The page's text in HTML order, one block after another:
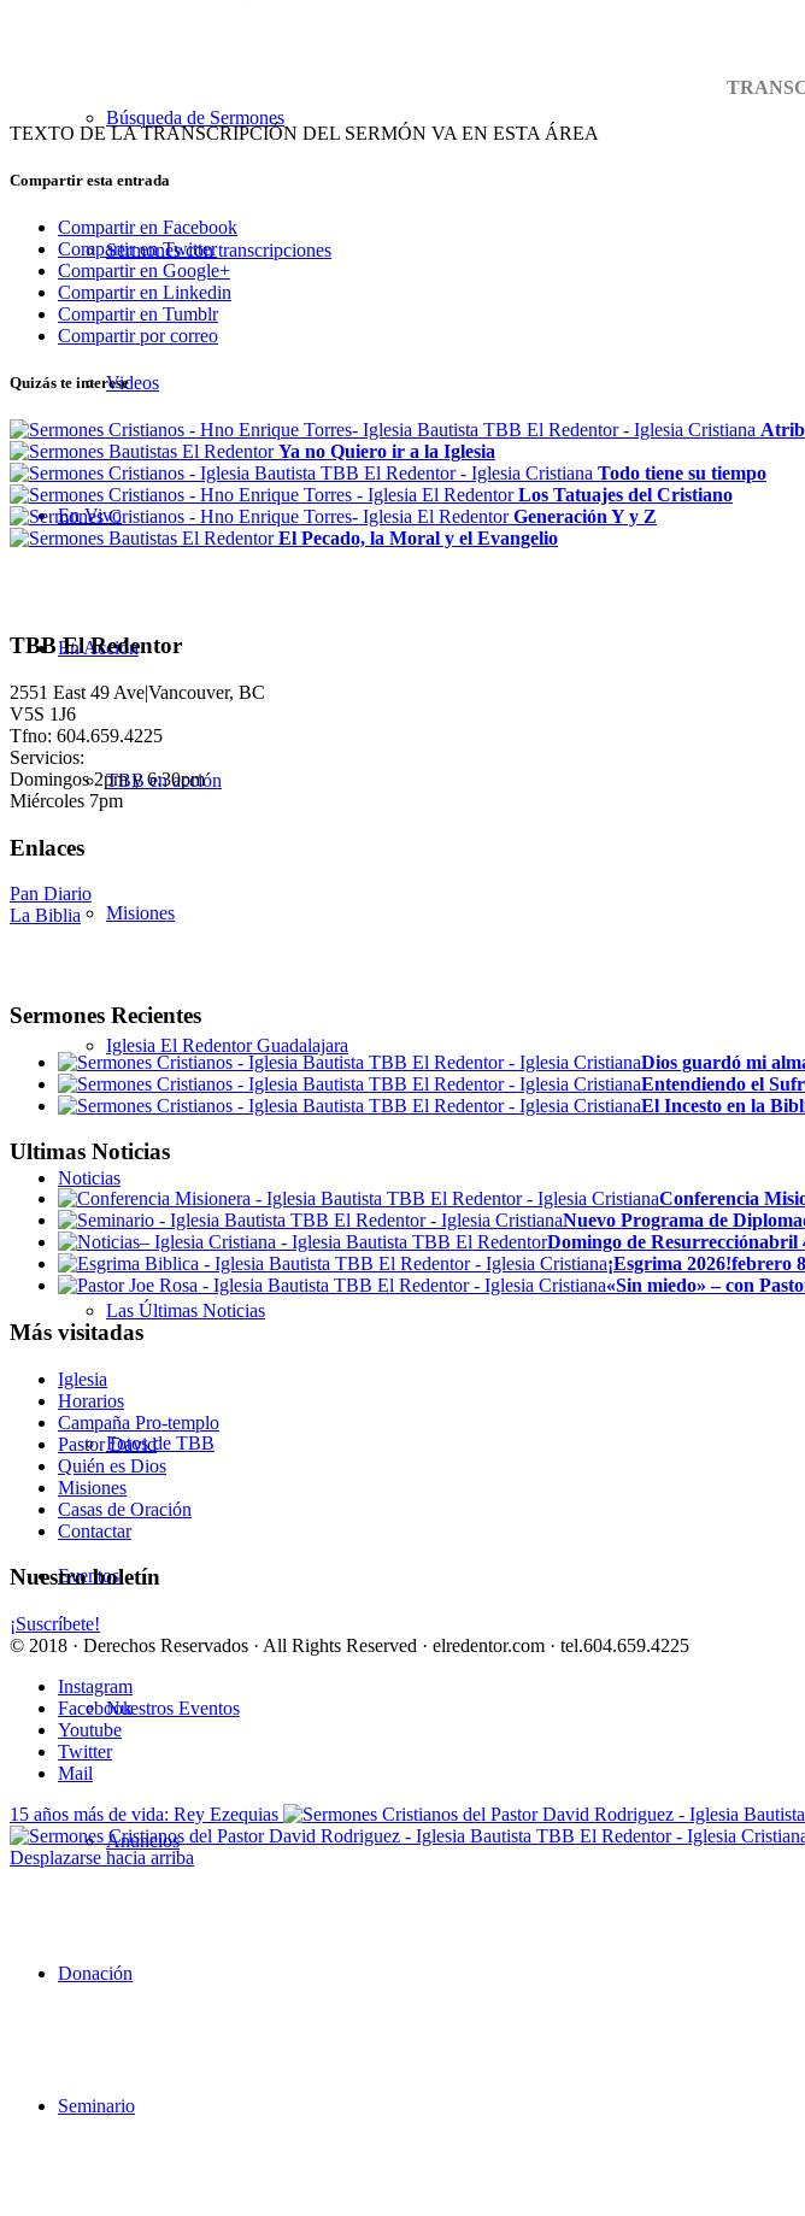
Búsqueda de Sermones
Sermones con transcripciones
Videos
En Vivo
En Acción
TBB en acción
Misiones
Iglesia El Redentor Guadalajara
Noticias
Las Últimas Noticias
Fotos de TBB
Eventos
Nuestros Eventos
Anuncios
Donación
Seminario
TEXTO DE LA TRANSCRIPCIÓN DEL SERMÓN VA EN ESTA ÁREA
Compartir esta entrada
Compartir en Facebook
Compartir en Twitter
Compartir en Google+
Compartir en Linkedin
Compartir en Tumblr
Compartir por correo
Quizás te interese
Ya no Quiero ir a la Iglesia
Todo tiene su tiempo
Los Tatuajes del Cristiano
Generación Y y Z
El Pecado, la Moral y el Evangelio
TBB El Redentor
2551 East 49 Ave|Vancouver, BC
V5S 1J6
Tfno: 604.659.4225
Servicios:
Domingos 2pm y 6:30pm
Miércoles 7pm
Enlaces
Pan Diario
La Biblia
Sermones Recientes
Dios guardó mi
Entendiendo el
El Incesto en la
Ultimas Noticias
Conferencia
Nuevo Programa de
Domingo de Resurrecciónabril
¡Esgrima 2026!febrero
«Sin miedo» – con
Más visitadas
Iglesia
Horarios
Campaña Pro-templo
Pastor David
Quién es Dios
Misiones
Casas de Oración
Contactar
Nuestro boletín
¡Suscríbete!
© 2018 · Derechos Reservados · All Rights Reserved · elredentor.com · tel.604.659.4225
Instagram
Facebook
Youtube
Twitter
Mail
15 años más de vida: Rey Ezequias
Desplazarse hacia arriba